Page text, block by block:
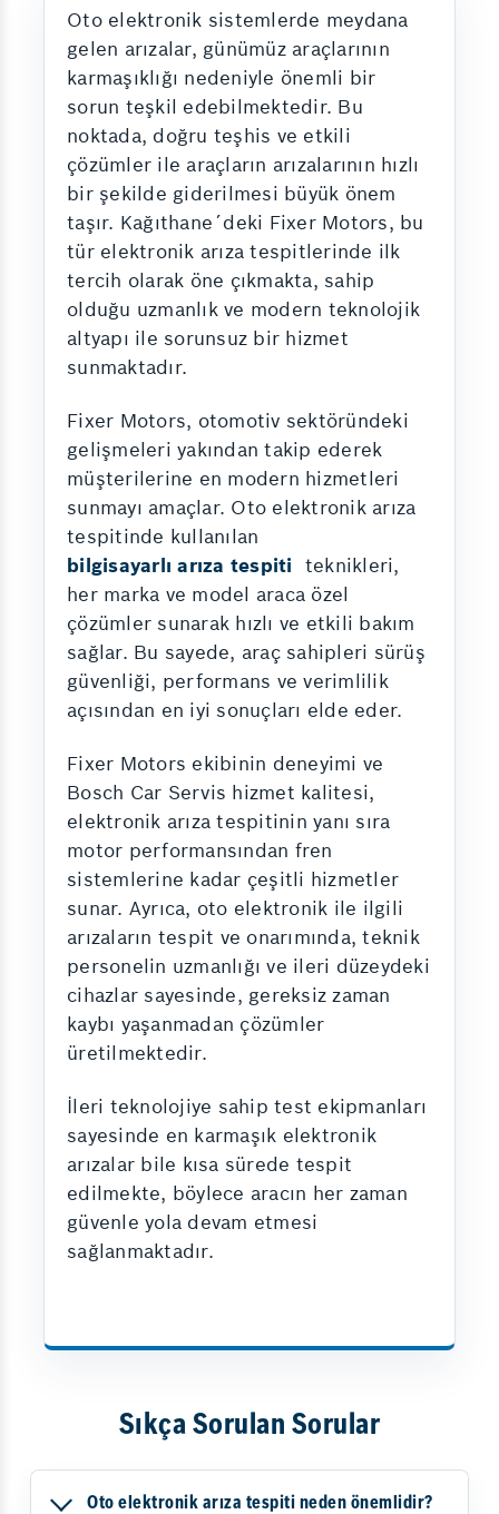
Oto elektronik sistemlerde meydana
gelen arızalar, günümüz araçlarının
karmaşıklığı nedeniyle önemli bir
sorun teşkil edebilmektedir. Bu
noktada, doğru teşhis ve etkili
çözümler ile araçların arızalarının hızlı
bir şekilde giderilmesi büyük önem
taşır. Kağıthane´deki Fixer Motors, bu
tür elektronik arıza tespitlerinde ilk
tercih olarak öne çıkmakta, sahip
olduğu uzmanlık ve modern teknolojik
altyapı ile sorunsuz bir hizmet
sunmaktadır.
Fixer Motors, otomotiv sektöründeki
gelişmeleri yakından takip ederek
müşterilerine en modern hizmetleri
sunmayı amaçlar. Oto elektronik arıza
tespitinde kullanılan
bilgisayarlı arıza tespiti teknikleri,
her marka ve model araca özel
çözümler sunarak hızlı ve etkili bakım
sağlar. Bu sayede, araç sahipleri sürüş
güvenliği, performans ve verimlilik
açısından en iyi sonuçları elde eder.
Fixer Motors ekibinin deneyimi ve
Bosch Car Servis hizmet kalitesi,
elektronik arıza tespitinin yanı sıra
motor performansından fren
sistemlerine kadar çeşitli hizmetler
sunar. Ayrıca, oto elektronik ile ilgili
arızaların tespit ve onarımında, teknik
personelin uzmanlığı ve ileri düzeydeki
cihazlar sayesinde, gereksiz zaman
kaybı yaşanmadan çözümler
üretilmektedir.
İleri teknolojiye sahip test ekipmanları
sayesinde en karmaşık elektronik
arızalar bile kısa sürede tespit
edilmekte, böylece aracın her zaman
güvenle yola devam etmesi
sağlanmaktadır.
Sıkça Sorulan Sorular
Oto elektronik arıza tespiti neden önemlidir?